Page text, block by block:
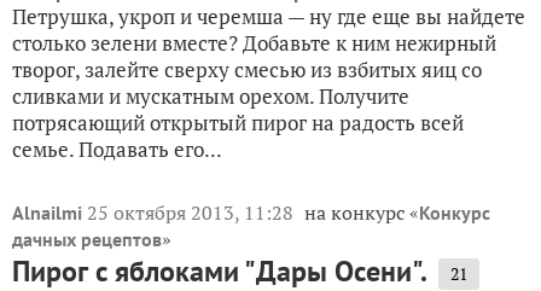
Петрушка, укроп и черемша — ну где еще вы найдете
столько зелени вместе? Добавьте к ним нежирный
творог, залейте сверху смесью из взбитых яиц со
сливками и мускатным орехом. Получите
потрясающий открытый пирог на радость всей
семье. Подавать его...
Alnailmi 25 октября 2013, 11:28 на конкурс «Конкурс
дачных рецептов»
Пирог с яблоками "Дары Осени". 21